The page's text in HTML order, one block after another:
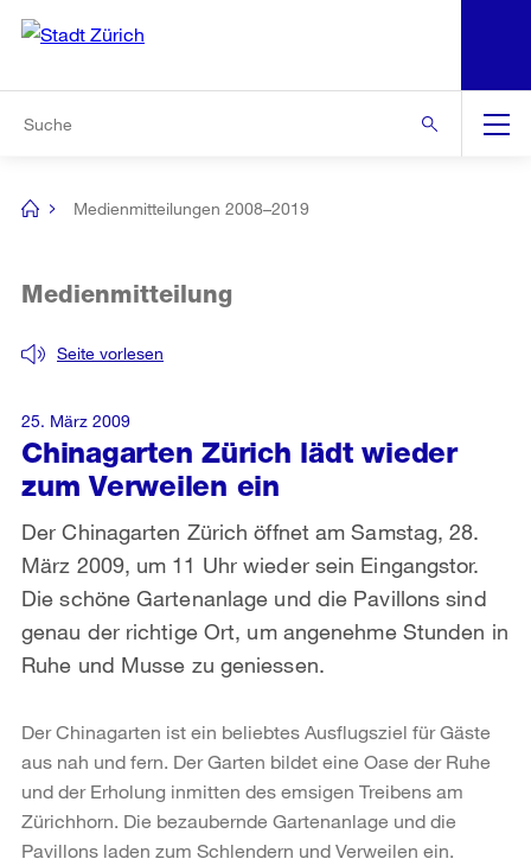
Navigation
[no
Medienmitteilungen 2008–2019
Chinagarten Zürich lädt wieder
zum Verweilen ein
Seite vorlesen
Medienmitteilung
Der Chinagarten Zürich öffnet am Samstag, 28.
März 2009, um 11 Uhr wieder sein Eingangstor.
Die schöne Gartenanlage und die Pavillons sind
genau der richtige Ort, um angenehme Stunden in
Ruhe und Musse zu geniessen.
25. März 2009
Der Chinagarten ist ein beliebtes Ausflugsziel für Gäste
aus nah und fern. Der Garten bildet eine Oase der Ruhe
und der Erholung inmitten des emsigen Treibens am
Zürichhorn. Die bezaubernde Gartenanlage und die
Pavillons laden zum Schlendern und Verweilen ein.